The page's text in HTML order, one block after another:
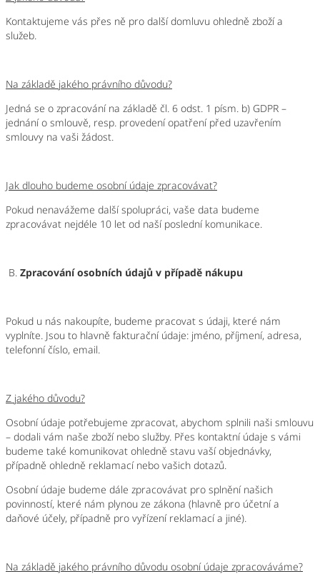
Kontaktujeme vás přes ně pro další domluvu ohledně zboží a
služeb.
Na základě jakého právního důvodu?
Jedná se o zpracování na základě čl. 6 odst. 1 písm. b) GDPR –
jednání o smlouvě, resp. provedení opatření před uzavřením
smlouvy na vaši žádost.
Jak dlouho budeme osobní údaje zpracovávat?
Pokud nenavážeme další spolupráci, vaše data budeme
zpracovávat nejdéle 10 let od naší poslední komunikace.
B. Zpracování osobních údajů v případě nákupu
Pokud u nás nakoupíte, budeme pracovat s údaji, které nám
vyplníte. Jsou to hlavně fakturační údaje: jméno, příjmení, adresa,
telefonní číslo, email.
Z jakého důvodu?
Osobní údaje potřebujeme zpracovat, abychom splnili naši smlouvu
– dodali vám naše zboží nebo služby. Přes kontaktní údaje s vámi
budeme také komunikovat ohledně stavu vaší objednávky,
případně ohledně reklamací nebo vašich dotazů.
Osobní údaje budeme dále zpracovávat pro splnění našich
povinností, které nám plynou ze zákona (hlavně pro účetní a
daňové účely, případně pro vyřízení reklamací a jiné).
Na základě jakého právního důvodu osobní údaje zpracováváme?